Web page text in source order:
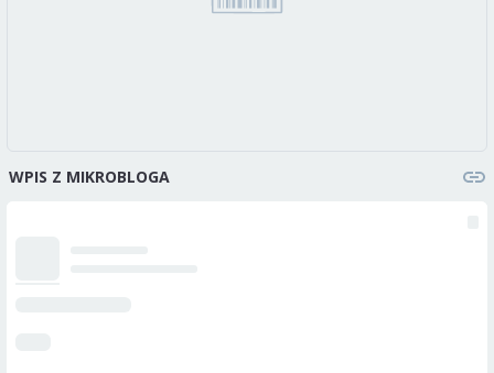
WPIS Z MIKROBLOGA